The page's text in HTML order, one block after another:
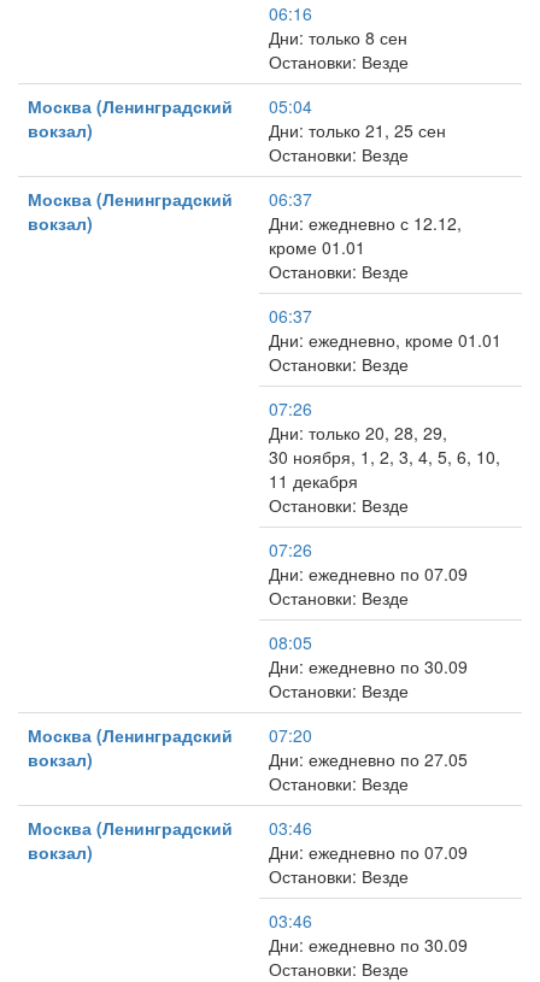
06:16
Дни: только 8 сен
Остановки: Везде
Москва (Ленинградский
вокзал)
05:04
Дни: только 21, 25 сен
Остановки: Везде
Москва (Ленинградский
вокзал)
06:37
Дни: ежедневно с 12.12,
кроме 01.01
Остановки: Везде
06:37
Дни: ежедневно, кроме 01.01
Остановки: Везде
07:26
Дни: только 20, 28, 29,
30 ноября, 1, 2, 3, 4, 5, 6, 10,
11 декабря
Остановки: Везде
07:26
Дни: ежедневно по 07.09
Остановки: Везде
08:05
Дни: ежедневно по 30.09
Остановки: Везде
Москва (Ленинградский
вокзал)
07:20
Дни: ежедневно по 27.05
Остановки: Везде
Москва (Ленинградский
вокзал)
03:46
Дни: ежедневно по 07.09
Остановки: Везде
03:46
Дни: ежедневно по 30.09
Остановки: Везде